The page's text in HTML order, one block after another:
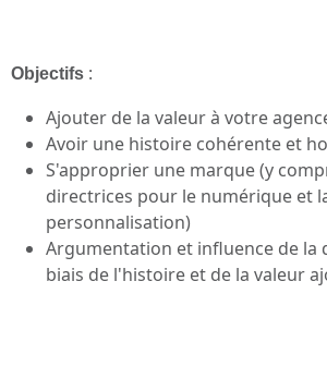
Objectifs :
Ajouter de la valeur à votre
Avoir une histoire cohérente et
S'approprier une marque (y
directrices pour le numérique et
personnalisation)
Argumentation et influence de la
biais de l'histoire et de la valeur